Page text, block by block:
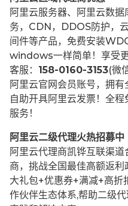
阿里云服务器、阿里云数
务，CDN，DDOS防护，
间件等产品，免费安装
windows一样简单！享受
客服： 158-0160-3153(微
阿里云官网会员账号，拥有
自助开具阿里云发票！全
服务！
阿里云二级代理火热招募中
阿里云代理商凯铧互联渠
商，挑战全国最佳高额返
大礼包+优惠券+满减+高折
作伙伴生态体系,帮助二级